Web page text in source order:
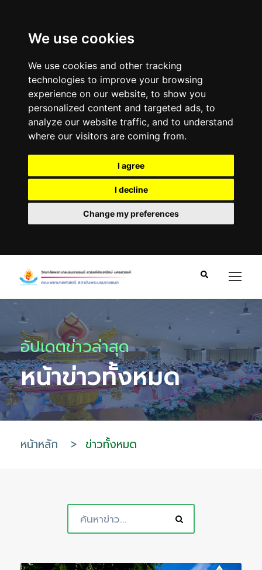
We use cookies
We use cookies and other tracking
technologies to improve your browsing
experience on our website, to show you
personalized content and targeted ads, to
analyze our website traffic, and to understand
where our visitors are coming from.
I agree
I decline
Change my preferences
อัปเดตข่าวล่าสุด
หน้าข่าวทั้งหมด
หน้าหลัก > ข่าวทั้งหมด